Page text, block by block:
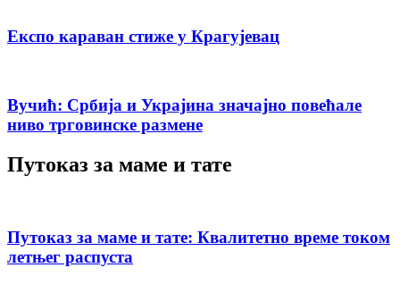
Експо караван стиже у Крагујевац
Вучић: Србија и Украјина значајно повећале
ниво трговинске размене
Путоказ за маме и тате
Путоказ за маме и тате: Квалитетно време током
летњег распуста